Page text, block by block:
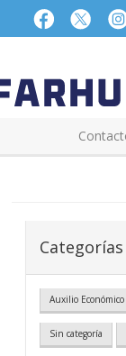
Auxilio Económico
Sin categoría